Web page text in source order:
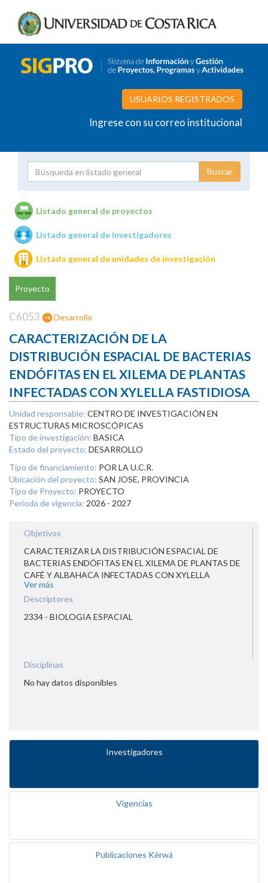
USUARIOS REGISTRADOS
Ingrese con su correo institucional
Unidades de investigación
Listado general de proyectos
Listado general de investigadores
Listado general de unidades de investigación
Proyecto
C6053 Desarrollo
CARACTERIZACIÓN DE LA
DISTRIBUCIÓN ESPACIAL DE BACTERIAS
ENDÓFITAS EN EL XILEMA DE PLANTAS
INFECTADAS CON XYLELLA FASTIDIOSA
Unidad responsable: CENTRO DE INVESTIGACIÓN EN
ESTRUCTURAS MICROSCÓPICAS
Tipo de investigación: BASICA
Estado del proyecto: DESARROLLO
Tipo de financiamiento: POR LA U.C.R.
Ubicación del proyecto: SAN JOSE, PROVINCIA
Tipo de Proyecto: PROYECTO
Periodo de vigencia: 2026 - 2027
Objetivos
CARACTERIZAR LA DISTRIBUCIÓN ESPACIAL DE
BACTERIAS ENDÓFITAS EN EL XILEMA DE PLANTAS DE
CAFÉ Y ALBAHACA INFECTADAS CON XYLELLA
FASTIDIOSA
Ver más
Descriptores
2334 - BIOLOGIA ESPACIAL
Disciplinas
No hay datos disponibles
Investigadores
Vigencias
Publicaciones Kérwá